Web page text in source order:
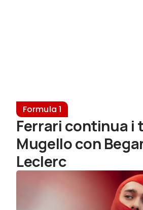
Formula 1
Ferrari continua i
Mugello con
Leclerc